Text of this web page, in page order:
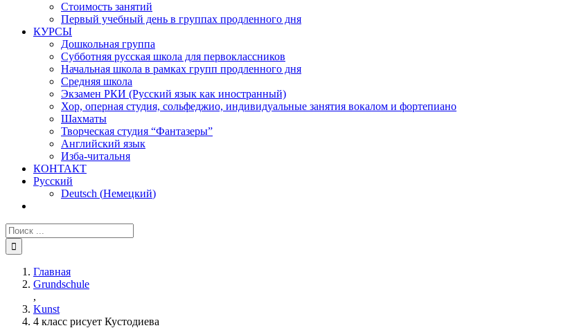
Стоимость занятий
Первый учебный день в группах продленного дня
КУРСЫ
Дошкольная группа
Субботняя русская школа для первоклассников
Начальная школа в рамках групп продленного дня
Средняя школа
Экзамен РКИ (Русский язык как иностранный)
Хор, оперная студия, сольфеджио, индивидуальные занятия вокалом и фортепиано
Шахматы
Творческая студия “Фантазеры”
Английский язык
Изба-читальня
КОНТАКТ
Русский
Deutsch (Немецкий)
Главная
Grundschule
,
Kunst
4 класс рисует Кустодиева